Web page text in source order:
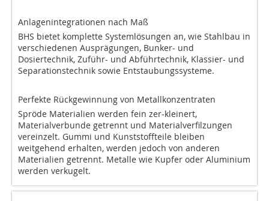
Anlagenintegrationen nach Maß
BHS bietet komplette Systemlösungen an, wie Stahlbau in
verschiedenen Ausprägungen, Bunker- und
Dosiertechnik, Zuführ- und Abführtechnik, Klassier- und
Separationstechnik sowie Entstaubungssysteme.
Perfekte Rückgewinnung von Metallkonzentraten
Spröde Materialien werden fein zer-kleinert,
Materialverbunde getrennt und Materialverfilzungen
vereinzelt. Gummi und Kunststoffteile bleiben
weitgehend erhalten, werden jedoch von anderen
Materialien getrennt. Metalle wie Kupfer oder Aluminium
werden verkugelt.